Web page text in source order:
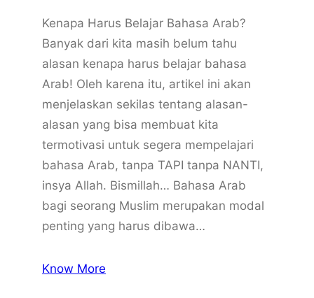
Kenapa Harus Belajar Bahasa Arab?
Banyak dari kita masih belum tahu
alasan kenapa harus belajar bahasa
Arab! Oleh karena itu, artikel ini akan
menjelaskan sekilas tentang alasan-
alasan yang bisa membuat kita
termotivasi untuk segera mempelajari
bahasa Arab, tanpa TAPI tanpa NANTI,
insya Allah. Bismillah… Bahasa Arab
bagi seorang Muslim merupakan modal
penting yang harus dibawa…
Know More